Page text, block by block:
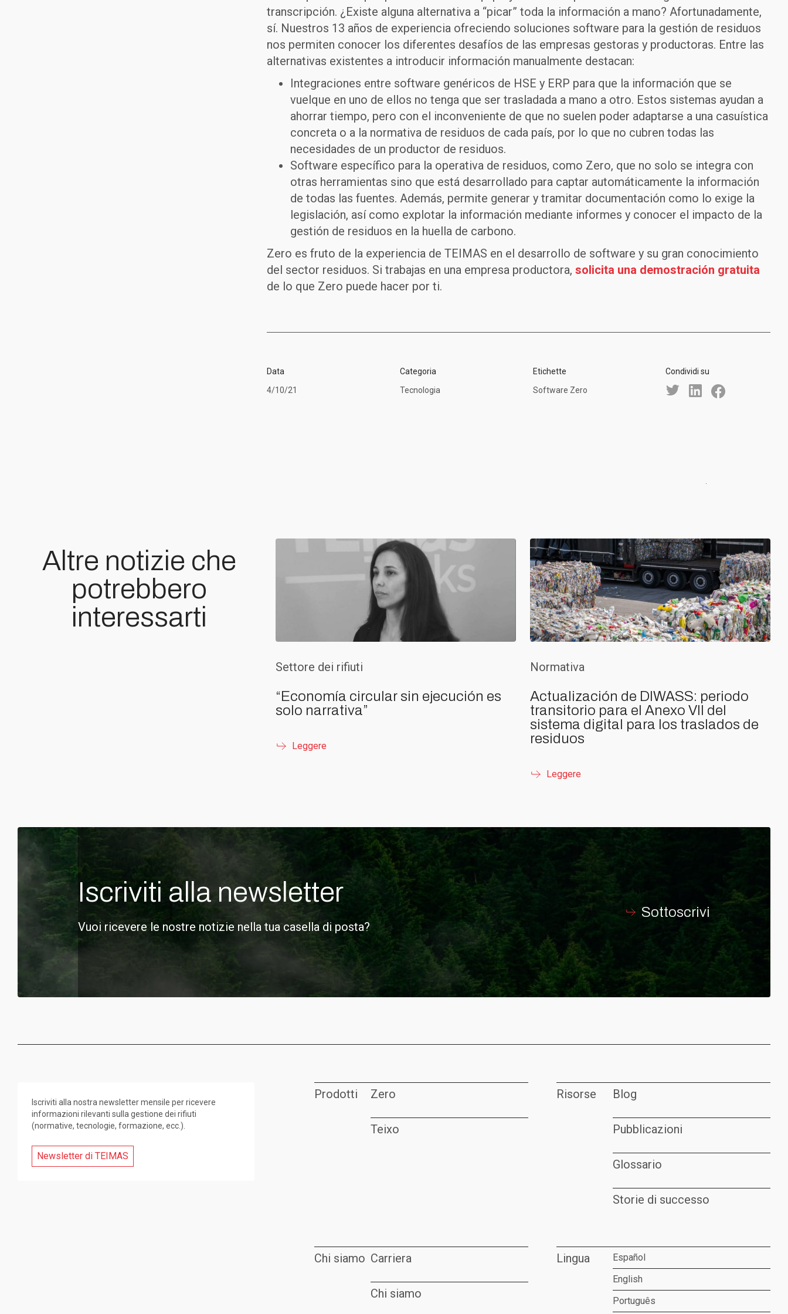
transcripción. ¿Existe alguna alternativa a “picar” toda la información a mano? Afortunadamente,
sí. Nuestros 13 años de experiencia ofreciendo soluciones software para la gestión de residuos
nos permiten conocer los diferentes desafíos de las empresas gestoras y productoras. Entre las
alternativas existentes a introducir información manualmente destacan:
Integraciones entre software genéricos de HSE y ERP para que la información que se
vuelque en uno de ellos no tenga que ser trasladada a mano a otro. Estos sistemas ayudan a
ahorrar tiempo, pero con el inconveniente de que no suelen poder adaptarse a una casuística
concreta o a la normativa de residuos de cada país, por lo que no cubren todas las
necesidades de un productor de residuos.
Software específico para la operativa de residuos, como Zero, que no solo se integra con
otras herramientas sino que está desarrollado para captar automáticamente la información
de todas las fuentes. Además, permite generar y tramitar documentación como lo exige la
legislación, así como explotar la información mediante informes y conocer el impacto de la
gestión de residuos en la huella de carbono.
Zero es fruto de la experiencia de TEIMAS en el desarrollo de software y su gran conocimiento
del sector residuos. Si trabajas en una empresa productora,solicita una demostración gratuita
de lo que Zero puede hacer por ti.
Data
4/10/21
Categoria
Tecnologia
Etichette
Software Zero
Condividi su
Altre notizie che
potrebbero
interessarti
Settore dei rifiuti
“Economía circular sin ejecución es
solo narrativa”
Leggere
Normativa
Actualización de DIWASS: periodo
transitorio para el Anexo VII del
sistema digital para los traslados de
residuos
Leggere
Iscriviti alla newsletter
Vuoi ricevere le nostre notizie nella tua casella di posta?
Sottoscrivi
Iscriviti alla nostra newsletter mensile per ricevere
informazioni rilevanti sulla gestione dei rifiuti
(normative, tecnologie, formazione, ecc.).
Newsletter di TEIMAS
Prodotti Zero
Teixo
Risorse Blog
Pubblicazioni
Glossario
Storie di successo
Chi siamo Carriera
Chi siamo
Lingua
Español
English
Português